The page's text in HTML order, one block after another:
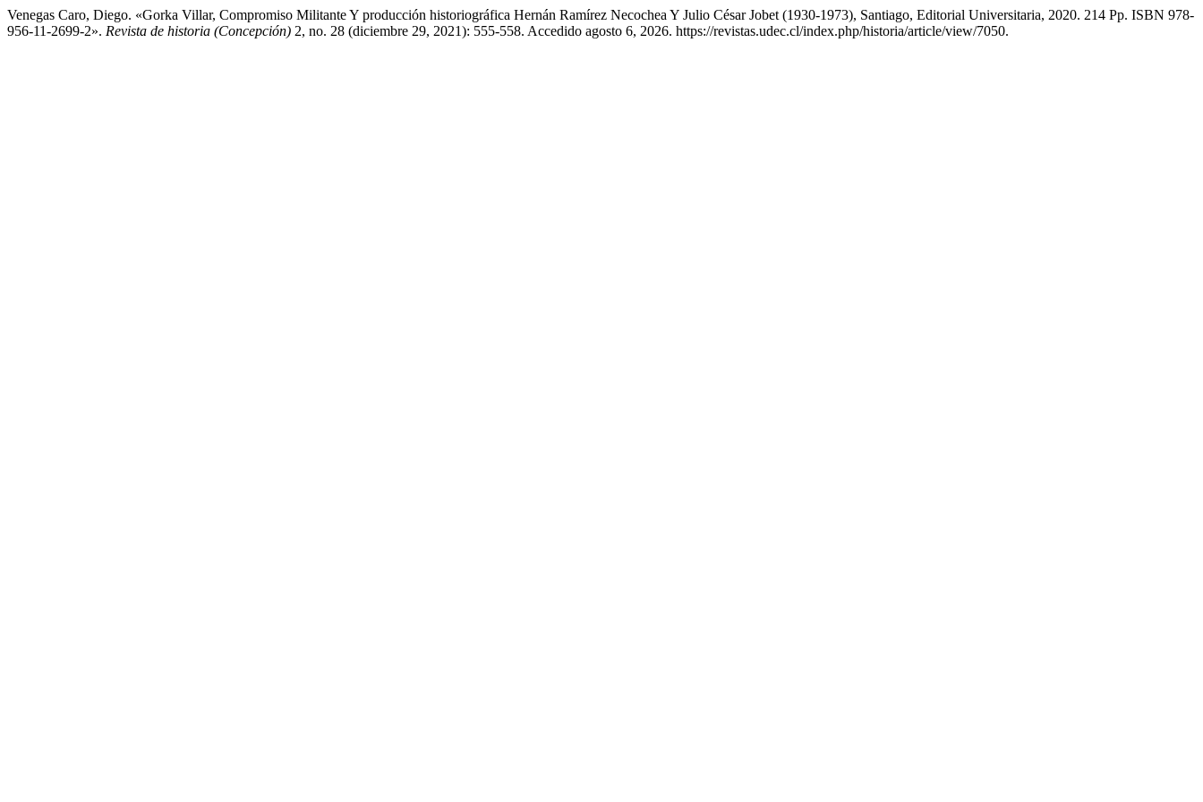
Venegas Caro, Diego. «Gorka Villar, Compromiso Militante Y producción historiográfica Hernán Ramírez Necochea Y Julio César Jobet (1930-1973), Santiago, Editorial Universitaria, 2020. 214 Pp. ISBN 978-
956-11-2699-2». Revista de historia (Concepción) 2, no. 28 (diciembre 29, 2021): 555-558. Accedido agosto 6, 2026. https://revistas.udec.cl/index.php/historia/article/view/7050.